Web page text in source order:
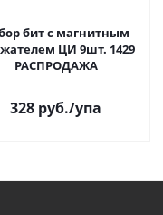
бит с магнитным
ЦИ 9шт. 1429
РАСПРОДАЖА
328 руб./упа